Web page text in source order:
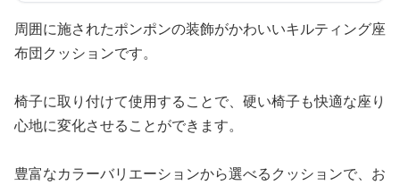
周囲に施されたポンポンの装飾がかわいいキルティング座
布団クッションです。
椅子に取り付けて使用することで、硬い椅子も快適な座り
心地に変化させることができます。
豊富なカラーバリエーションから選べるクッションで、お